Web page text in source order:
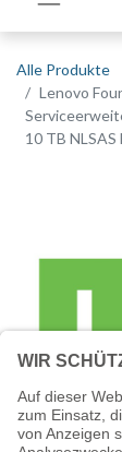
Alle Produkte
Lenovo
10 TB NLSAS